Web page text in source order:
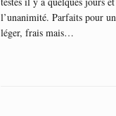
l’unanimité. Parfaits pour
léger, frais mais…